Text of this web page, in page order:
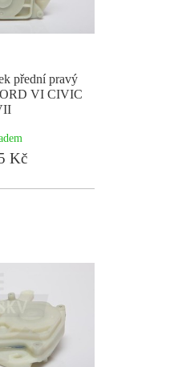
přední pravý
VI CIVIC
Kč